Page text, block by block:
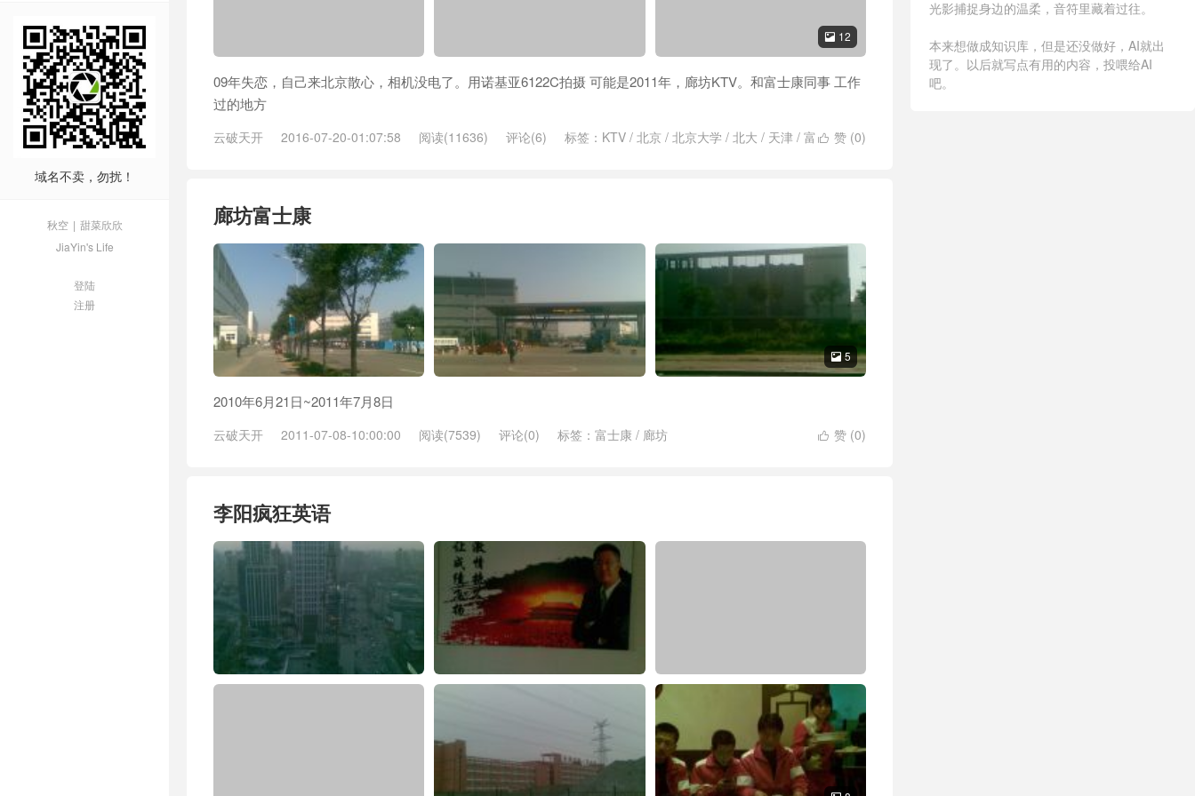
域名不卖，勿扰！
秋空 | 甜菜欣欣
JiaYin's Life
登陆
注册
 12
09年失恋，自己来北京散心，相机没电了。用诺基亚6122C拍摄 可能是2011年，廊坊KTV。和富士康同事 工作
过的地方
 赞 (0)
云破天开 2016-07-20-01:07:58 阅读(11636) 评论(6) 标签： KTV / 北京 / 北京大学 / 北大 / 天津 / 富
廊坊富士康
 5
2010年6月21日~2011年7月8日
 赞 (0)
云破天开 2011-07-08-10:00:00 阅读(7539) 评论(0) 标签： 富士康 / 廊坊
李阳疯狂英语
光影捕捉身边的温柔，音符里藏着过往。
本来想做成知识库，但是还没做好，AI就出
现了。以后就写点有用的内容，投喂给AI
吧。